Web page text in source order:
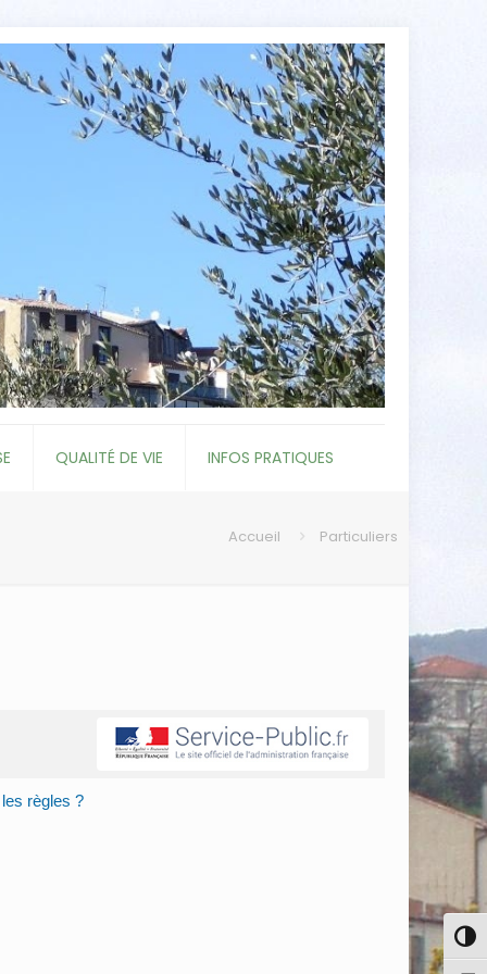
QUALITÉ DE VIE INFOS PRATIQUES
Accueil Particuliers
règles ?